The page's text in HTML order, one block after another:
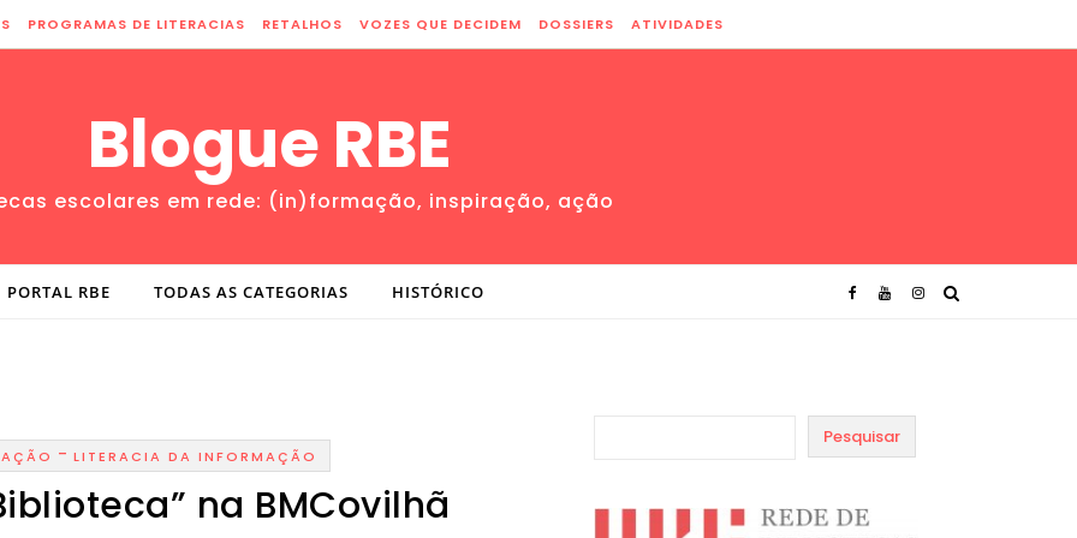
PROGRAMAS DE LITERACIAS RETALHOS VOZES QUE DECIDEM DOSSIERS ATIVIDADES
Blogue RBE
escolares em rede: (in)formação, inspiração, ação
PORTAL RBE TODAS AS CATEGORIAS HISTÓRICO
- LITERACIA DA INFORMAÇÃO
na BMCovilhã
Pesquisar